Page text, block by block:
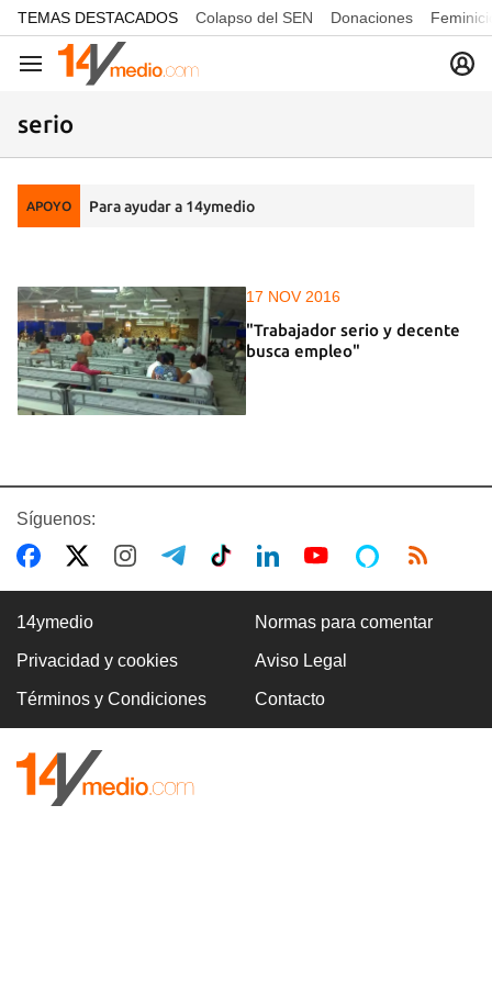
common.go-to-content
TEMAS DESTACADOS Colapso del SEN Donaciones
Navegación
serio
APOYO Para ayudar a 14ymedio
17 NOV 2016
"Trabajador serio y decente
busca empleo"
Síguenos:
14ymedio Normas para comentar
Privacidad y cookies Aviso Legal
Términos y Condiciones Contacto